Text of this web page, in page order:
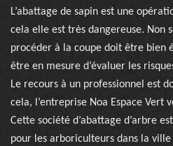
L’abattage de sapin est une
cela elle est très dangereuse. Non
procéder à la coupe doit être bien
être en mesure d’évaluer les
Le recours à un professionnel est
cela, l’entreprise Noa Espace Vert
Cette société d’abattage d’arbre
pour les arboriculteurs dans la ville